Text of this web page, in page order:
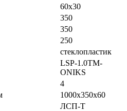
60х30
350
350
250
стеклопластик
LSP-1.0TM-
ONIKS
4
1000x350x60
ЛСП-Т